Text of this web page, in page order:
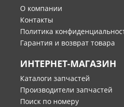
О компании
Контакты
Политика
Гарантия и возврат товара
ИНТЕРНЕТ-МАГАЗИН
Каталоги запчастей
Производители запчастей
Поиск по номеру